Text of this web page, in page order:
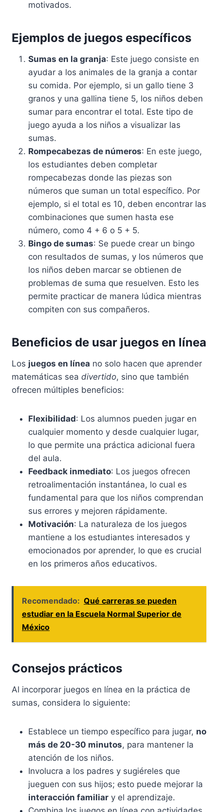
motivados.
Ejemplos de juegos específicos
Sumas en la granja: Este juego consiste en
ayudar a los animales de la granja a contar
su comida. Por ejemplo, si un gallo tiene 3
granos y una gallina tiene 5, los niños deben
sumar para encontrar el total. Este tipo de
juego ayuda a los niños a visualizar las
sumas.
Rompecabezas de números: En este juego,
los estudiantes deben completar
rompecabezas donde las piezas son
números que suman un total específico. Por
ejemplo, si el total es 10, deben encontrar las
combinaciones que sumen hasta ese
número, como 4 + 6 o 5 + 5.
Bingo de sumas: Se puede crear un bingo
con resultados de sumas, y los números que
los niños deben marcar se obtienen de
problemas de suma que resuelven. Esto les
permite practicar de manera lúdica mientras
compiten con sus compañeros.
Beneficios de usar juegos en línea
Los juegos en línea no solo hacen que aprender
matemáticas sea divertido, sino que también
ofrecen múltiples beneficios:
Flexibilidad: Los alumnos pueden jugar en
cualquier momento y desde cualquier lugar,
lo que permite una práctica adicional fuera
del aula.
Feedback inmediato: Los juegos ofrecen
retroalimentación instantánea, lo cual es
fundamental para que los niños comprendan
sus errores y mejoren rápidamente.
Motivación: La naturaleza de los juegos
mantiene a los estudiantes interesados y
emocionados por aprender, lo que es crucial
en los primeros años educativos.
Recomendado: Qué carreras se pueden
estudiar en la Escuela Normal Superior de
México
Consejos prácticos
Al incorporar juegos en línea en la práctica de
sumas, considera lo siguiente:
Establece un tiempo específico para jugar, no
más de 20-30 minutos, para mantener la
atención de los niños.
Involucra a los padres y sugiéreles que
jueguen con sus hijos; esto puede mejorar la
interacción familiar y el aprendizaje.